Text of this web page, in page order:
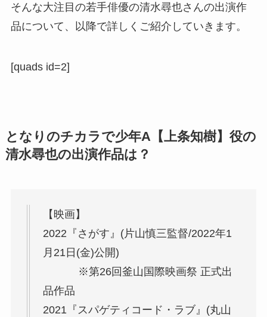
そんな大注目の若手俳優の清水尋也さんの出演作
品について、以降で詳しくご紹介していきます。
[quads id=2]
となりのチカラで少年A【上条知樹】役の
清水尋也の出演作品は？
【映画】
2022『さがす』(片山慎三監督/2022年1
月21日(金)公開)
※第26回釜山国際映画祭 正式出
品作品
2021『スパゲティコード・ラブ』(丸山